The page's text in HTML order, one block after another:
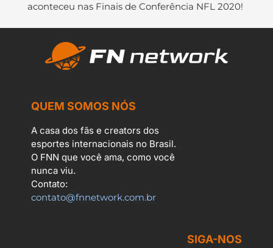
aconteceu nas Finais de Conferência NFL 2020!
QUEM SOMOS NÓS
A casa dos fãs e creators dos
esportes internacionais no Brasil.
O FNN que você ama, como você
nunca viu.
Contato:
contato@fnnetwork.com.br
SIGA-NOS